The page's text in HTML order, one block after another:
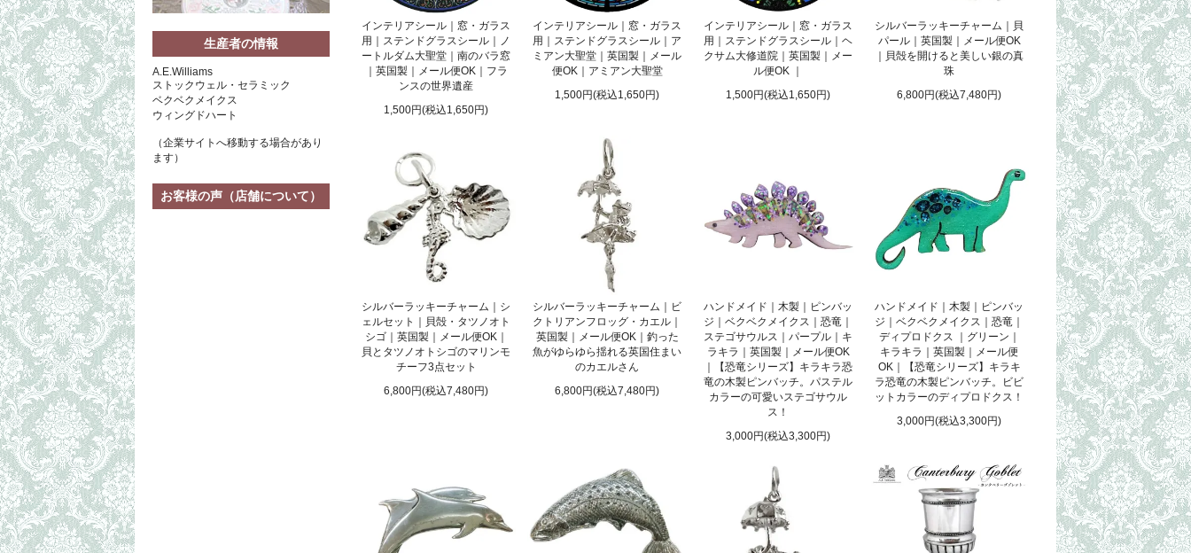
インテリアシール｜窓・ガラス
用｜ステンドグラスシール｜ノ
ートルダム大聖堂｜南のバラ窓
｜英国製｜メール便OK｜フラ
ンスの世界遺産
1,500円(税込1,650円)
インテリアシール｜窓・ガラス
用｜ステンドグラスシール｜ア
ミアン大聖堂｜英国製｜メール
便OK｜アミアン大聖堂
1,500円(税込1,650円)
インテリアシール｜窓・ガラス
用｜ステンドグラスシール｜ヘ
クサム大修道院｜英国製｜メー
ル便OK ｜
1,500円(税込1,650円)
シルバーラッキーチャーム｜貝
パール｜英国製｜メール便OK
｜貝殻を開けると美しい銀の真
珠
6,800円(税込7,480円)
シルバーラッキーチャーム｜シ
ェルセット｜貝殻・タツノオト
シゴ｜英国製｜メール便OK｜
貝とタツノオトシゴのマリンモ
チーフ3点セット
6,800円(税込7,480円)
シルバーラッキーチャーム｜ビ
クトリアンフロッグ・カエル｜
英国製｜メール便OK｜釣った
魚がゆらゆら揺れる英国住まい
のカエルさん
6,800円(税込7,480円)
ハンドメイド｜木製｜ピンバッ
ジ｜ベクベクメイクス｜恐竜｜
ステゴサウルス｜パープル｜キ
ラキラ｜英国製｜メール便OK
｜【恐竜シリーズ】キラキラ恐
竜の木製ピンバッチ。パステル
カラーの可愛いステゴサウル
ス！
3,000円(税込3,300円)
ハンドメイド｜木製｜ピンバッ
ジ｜ベクベクメイクス｜恐竜｜
ディプロドクス ｜グリーン｜
キラキラ｜英国製｜メール便
OK｜【恐竜シリーズ】キラキ
ラ恐竜の木製ピンバッチ。ビビ
ットカラーのディプロドクス！
3,000円(税込3,300円)
生産者の情報
A.E.Williams
ストックウェル・セラミック
ベクベクメイクス
ウィングドハート
（企業サイトへ移動する場合があり
ます）
お客様の声（店舗について）